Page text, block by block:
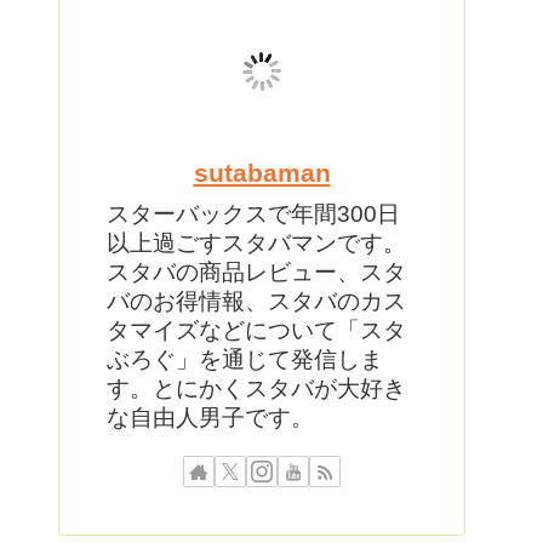
sutabaman
スターバックスで年間300日
以上過ごすスタバマンです。
スタバの商品レビュー、スタ
バのお得情報、スタバのカス
タマイズなどについて「スタ
ぶろぐ」を通じて発信しま
す。とにかくスタバが大好き
な自由人男子です。